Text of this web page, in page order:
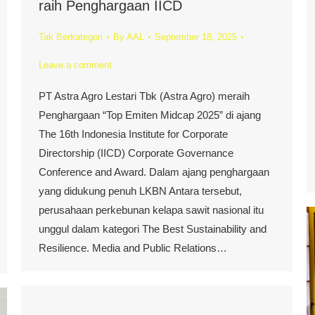
raih Penghargaan IICD
Tak Berkategori By AAL September 18, 2025
Leave a comment
PT Astra Agro Lestari Tbk (Astra Agro) meraih
Penghargaan “Top Emiten Midcap 2025” di ajang
The 16th Indonesia Institute for Corporate
Directorship (IICD) Corporate Governance
Conference and Award. Dalam ajang penghargaan
yang didukung penuh LKBN Antara tersebut,
perusahaan perkebunan kelapa sawit nasional itu
unggul dalam kategori The Best Sustainability and
Resilience. Media and Public Relations…